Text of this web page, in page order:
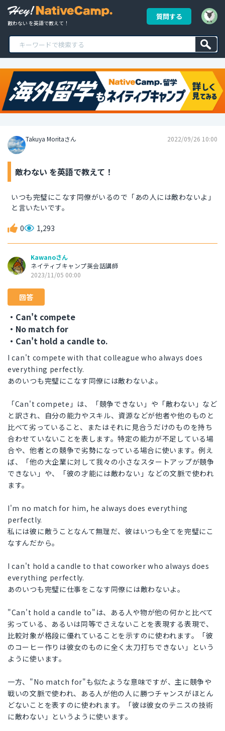
敵わない を英語で教えて！
質問する
Takuya Moritaさん 2022/09/26 10:00
敵わない を英語で教えて！
いつも完璧にこなす同僚がいるので「あの人には敵わないよ」
と言いたいです。
0 1,293
Kawanoさん
ネイティブキャンプ英会話講師
2023/11/05 00:00
回答
・Can't compete
・No match for
・Can't hold a candle to.
I can't compete with that colleague who always does
everything perfectly.
あのいつも完璧にこなす同僚には敵わないよ。
「Can't compete」は、「競争できない」や「敵わない」など
と訳され、自分の能力やスキル、資源などが他者や他のものと
比べて劣っていること、またはそれに見合うだけのものを持ち
合わせていないことを表します。特定の能力が不足している場
合や、他者との競争で劣勢になっている場合に使います。例え
ば、「他の大企業に対して我々の小さなスタートアップが競争
できない」や、「彼の才能には敵わない」などの文脈で使われ
ます。
I'm no match for him, he always does everything
perfectly.
私には彼に敵うことなんて無理だ、彼はいつも全てを完璧にこ
なすんだから。
I can't hold a candle to that coworker who always does
everything perfectly.
あのいつも完璧に仕事をこなす同僚には敵わないよ。
"Can't hold a candle to"は、ある人や物が他の何かと比べて
劣っている、あるいは同等でさえないことを表現する表現で、
比較対象が格段に優れていることを示すのに使われます。「彼
のコーヒー作りは彼女のものに全く太刀打ちできない」という
ように使います。
一方、"No match for"も似たような意味ですが、主に競争や
戦いの文脈で使われ、ある人が他の人に勝つチャンスがほとん
どないことを表すのに使われます。「彼は彼女のテニスの技術
に敵わない」というように使います。